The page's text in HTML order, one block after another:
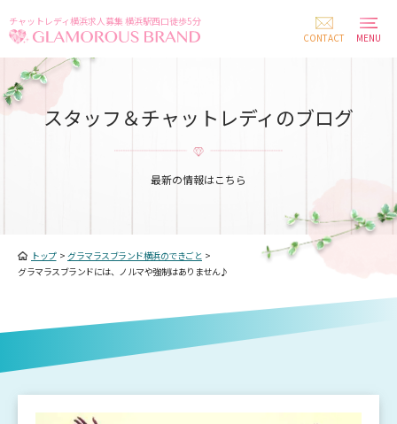
チャットレディ横浜求人募集 横浜駅西口徒歩5分
CONTACT
MENU
スタッフ＆チャットレディのブログ
最新の情報はこちら
トップ> グラマラスブランド横浜のできごと >
グラマラスブランドには、ノルマや強制はありません♪